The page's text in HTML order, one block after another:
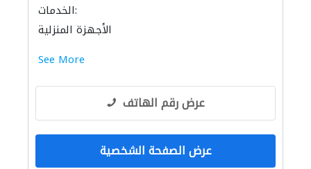
الخدمات:
الأجهزة المنزلية
See More
عرض رقم الهاتف
عرض الصفحة الشخصية